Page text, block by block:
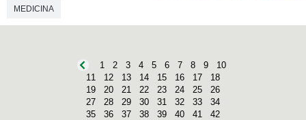
MEDICINA
1 2 3 4 5 6 7 8 9
10
11
12 13 14 15 16 17
18
19
20 21 22 23 24 25
26
27
28 29 30 31 32 33
34
35
36 37 38 39 40 41
42